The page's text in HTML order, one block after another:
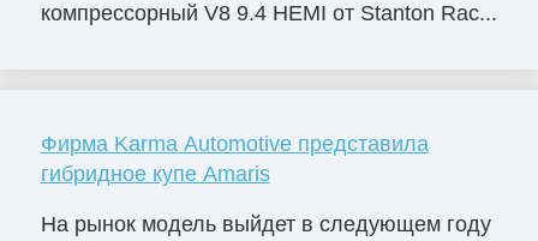
компрессорный V8 9.4 HEMI от Stanton Rac...
Фирма Karma Automotive представила
гибридное купе Amaris
На рынок модель выйдет в следующем году